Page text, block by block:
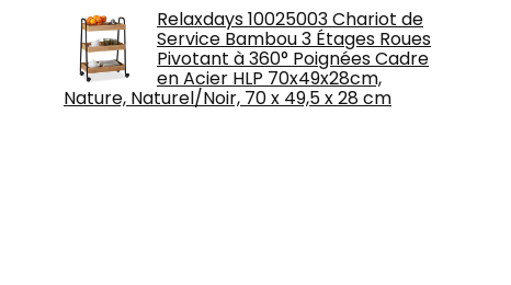
Relaxdays 10025003 Chariot de
Service Bambou 3 Étages Roues
Pivotant à 360° Poignées Cadre
en Acier HLP 70x49x28cm,
Nature, Naturel/Noir, 70 x 49,5 x 28 cm